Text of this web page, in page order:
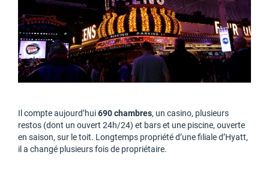
Il compte aujourd’hui690 chambres, un casino, plusieurs
restos (dont un ouvert 24h/24) et bars et une piscine, ouverte
en saison, sur le toit. Longtemps propriété d’une filiale d’Hyatt,
il a changé plusieurs fois de propriétaire.